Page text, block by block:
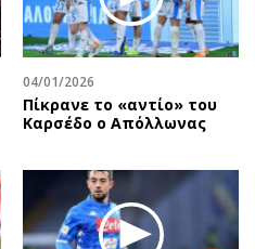
04/01/2026
Πίκρανε το «αντίο» του
Καρσέδο ο Απόλλωνας